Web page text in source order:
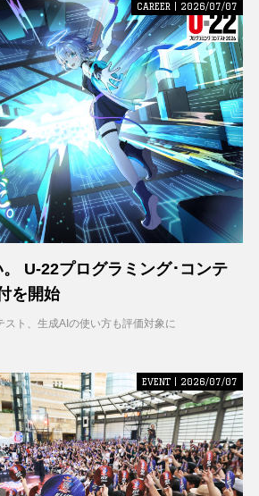
CAREER | 2026/07/07
U-22プログラミング･コンテ
を開始
ト、生成AIの使い方も評価対象に
EVENT | 2026/07/07